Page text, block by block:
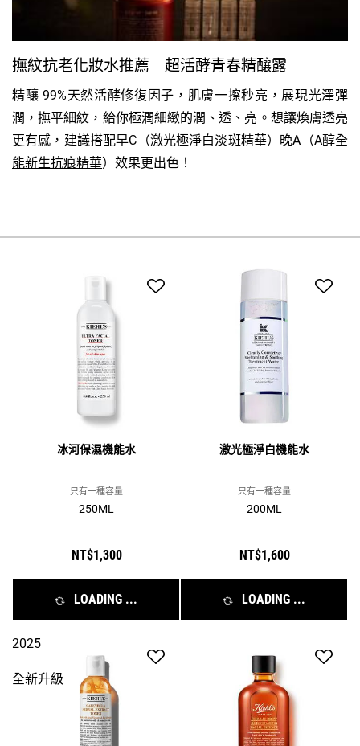
撫紋抗老化妝水推薦｜ 超活酵青春精釀露
精釀 99%天然活酵修復因子，肌膚一擦秒亮，展現光澤彈
潤，撫平細紋，給你極潤細緻的潤、透、亮。想讓煥膚透亮
更有感，建議搭配早C（激光極淨白淡斑精華）晚A（A醇全
能新生抗痕精華）效果更出色！
冰河保濕機能水
只有一種容量
250ML
NT$1,300
LOADING ...
激光極淨白機能水
只有一種容量
200ML
NT$1,600
LOADING ...
2025
全新升級